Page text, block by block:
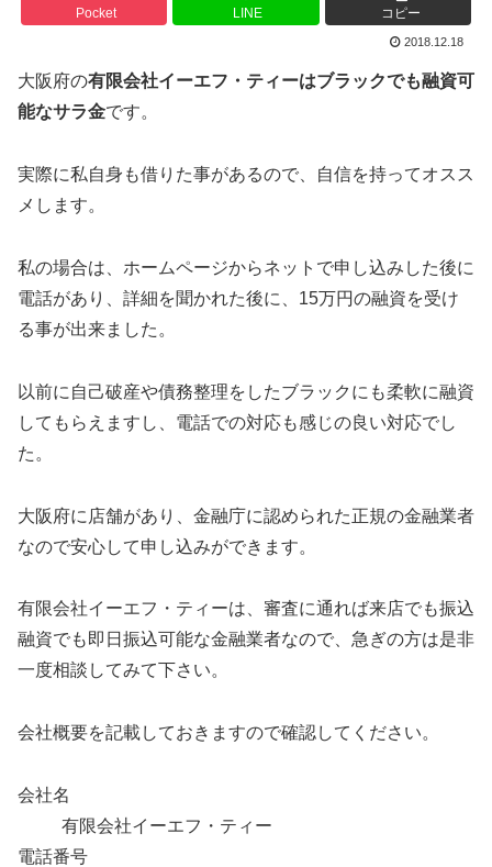
Pocket LINE コピー
2018.12.18
大阪府の有限会社イーエフ・ティーはブラックでも融資可
能なサラ金です。
実際に私自身も借りた事があるので、自信を持ってオスス
メします。
私の場合は、ホームページからネットで申し込みした後に
電話があり、詳細を聞かれた後に、15万円の融資を受け
る事が出来ました。
以前に自己破産や債務整理をしたブラックにも柔軟に融資
してもらえますし、電話での対応も感じの良い対応でし
た。
大阪府に店舗があり、金融庁に認められた正規の金融業者
なので安心して申し込みができます。
有限会社イーエフ・ティーは、審査に通れば来店でも振込
融資でも即日振込可能な金融業者なので、急ぎの方は是非
一度相談してみて下さい。
会社概要を記載しておきますので確認してください。
会社名
有限会社イーエフ・ティー
電話番号